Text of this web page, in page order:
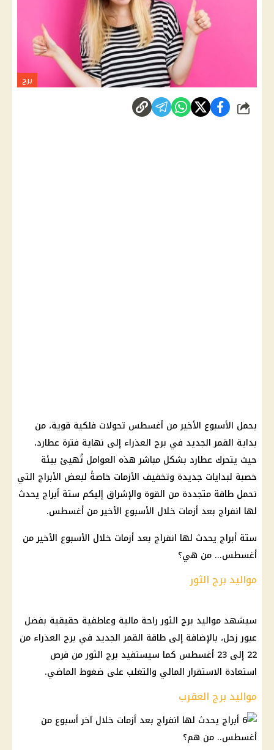
برج
شارك
يحمل الأسبوع الأخير من أغسطس تحولات فلكية قوية، من
بداية القمر الجديد في برج العذراء إلى نهاية فترة عطارد،
حيث يتحرك عطارد بشكل مباشر هذه العوامل تُهيئ بيئة
خصبة لبدايات جديدة وتخفيف الأزمات خاصةً لبعض الأبراج التي
تحمل طاقة متجددة من القوة والإشراق إليكم ستة أبراج يحدث
لها انفراج بعد أزمات خلال الأسبوع الأخير من أغسطس.
ستة أبراج يحدث لها انفراج بعد أزمات خلال الأسبوع الأخير من
أغسطس... من هي؟
مواليد برج الثور
سيشهد مواليد برج الثور راحة مالية وعاطفية حقيقية بفضل
عبور زحل، بالإضافة إلى طاقة القمر الجديد في برج العذراء من
22 إلى 23 أغسطس كما سيستفيد برج الثور من فرص
استعادة الاستقرار المالي والتغلب على ضغوط الماضي.
مواليد برج العقرب